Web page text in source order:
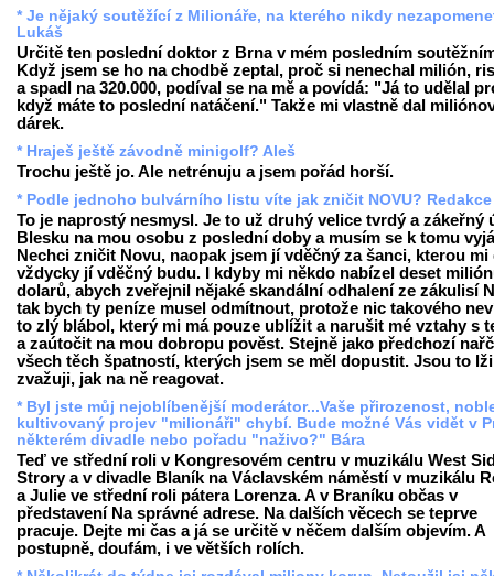
* Je nějaký soutěžící z Milionáře, na kterého nikdy
Lukáš
Určitě ten poslední doktor z Brna v mém posledním
Když jsem se ho na chodbě zeptal, proč si nenechal milión,
a spadl na 320.000, podíval se na mě a povídá: "Já to udělal
když máte to poslední natáčení." Takže mi vlastně dal
dárek.
* Hraješ ještě závodně minigolf? Aleš
Trochu ještě jo. Ale netrénuju a jsem pořád horší.
* Podle jednoho bulvárního listu víte jak zničit NOVU? Redakce
To je naprostý nesmysl. Je to už druhý velice tvrdý a zákeřný
Blesku na mou osobu z poslední doby a musím se k tomu
Nechci zničit Novu, naopak jsem jí vděčný za šanci, kterou mi
vždycky jí vděčný budu. I kdyby mi někdo nabízel deset
dolarů, abych zveřejnil nějaké skandální odhalení ze zákulisí
tak bych ty peníze musel odmítnout, protože nic takového
to zlý blábol, který mi má pouze ublížit a narušit mé vztahy s
a zaútočit na mou dobropu pověst. Stejně jako předchozí
všech těch špatností, kterých jsem se měl dopustit. Jsou to
zvažuji, jak na ně reagovat.
* Byl jste můj nejoblíbenější moderátor...Vaše přirozenost,
kultivovaný projev "milionáři" chybí. Bude možné Vás vidět v
některém divadle nebo pořadu "naživo?" Bára
Teď ve střední roli v Kongresovém centru v muzikálu West
Strory a v divadle Blaník na Václavském náměstí v muzikálu
a Julie ve střední roli pátera Lorenza. A v Braníku občas v
představení Na správné adrese. Na dalších věcech se teprve
pracuje. Dejte mi čas a já se určitě v něčem dalším objevím. A
postupně, doufám, i ve větších rolích.